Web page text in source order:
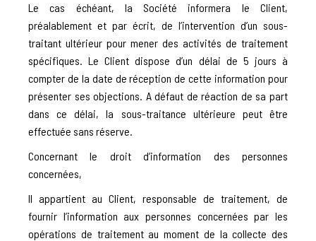
Le cas échéant, la Société informera le Client,
préalablement et par écrit, de l’intervention d’un sous-
traitant ultérieur pour mener des activités de traitement
spécifiques. Le Client dispose d’un délai de 5 jours à
compter de la date de réception de cette information pour
présenter ses objections. A défaut de réaction de sa part
dans ce délai, la sous-traitance ultérieure peut être
effectuée sans réserve.
Concernant le droit d’information des personnes
concernées,
Il appartient au Client, responsable de traitement, de
fournir l’information aux personnes concernées par les
opérations de traitement au moment de la collecte des